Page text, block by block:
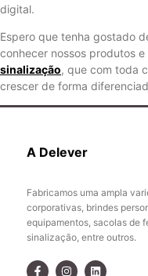
digital.
Espero que tenha gostado
conhecer nossos produtos
sinalização, que com toda
crescer de forma
A Delever
Fabricamos uma ampla
corporativas, brindes
equipamentos, sacolas de
sinalização, entre outros.